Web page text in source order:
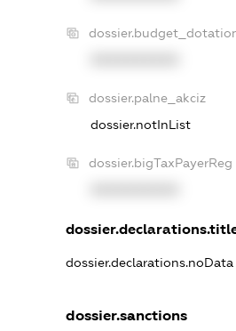
dossier.palne_akciz
dossier.notInList
dossier.bigTaxPayerReg
dossier.declarations.noData
dossier.sanctions